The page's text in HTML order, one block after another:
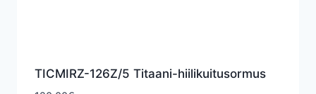
TICMIRZ-126Z/5 Titaani-hiilikuitusormus